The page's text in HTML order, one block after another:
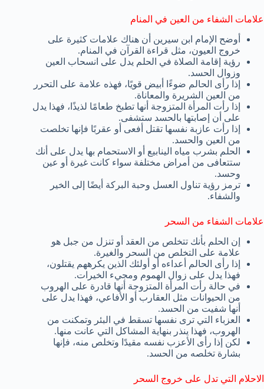
علامات الشفاء من العين في المنام
أوضح الإمام ابن سيرين أن هناك علامات كثيرة على
خروج العيون، مثل قراءة القرآن في المنام.
رؤية إقامة الصلاة في الحلم يدل على انسحاب العين
وزوال الحسد.
إذا رأى الحالم ضوءًا أبيض قويًا، فهذه علامة على التحرر
من العين الشريرة والمعاناة.
إذا رأت المرأة المتزوجة أنها تطبخ طعامًا لذيذًا، فهذا يدل
على أن إصابتها بالحسد ستشفى.
إذا رأت عازبة نفسها تقتل أفعى أو عقربًا فإنها تخلصت
من العين والحسد.
الحلم بشرب مياه الينابيع أو الاستحمام بها يدل على أنك
ستتعافى من أمراض مختلفة سواء كانت غيرة أو عين
وحسد.
ترمز رؤية تناول العسل وحبة البركة أيضًا إلى الخير
والشفاء.
علامات الشفاء من السحر
إن الحلم بأنك تتخلص من العقد أو تنزل من جبل هو
علامة على التخلص من السحر والغيرة.
إذا رأى الحالم أعداءه أو أولئك الذين يكرههم يقتلون،
فهذا يدل على زوال الهموم ومجيء الخيرات.
في حالة رأت المرأة المتزوجة أنها قادرة على الهروب
من الحيوانات مثل العقارب أو الأفاعي، فهذا يدل على
أنها شفيت من الحسد.
العزباء التي ترى نفسها تسقط في البئر وتمكنت من
الهروب، فهذا ينذر بنهاية المشاكل التي عانت منها.
لكن إذا رأى الأعزب نفسه مقيدًا وتخلص منه، فإنها
بشارة تخلصه من الحسد.
الاحلام التي تدل على خروج السحر